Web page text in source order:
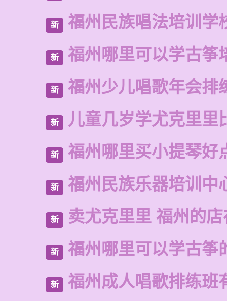
新 福州民族唱法培训学
新 福州哪里可以学古筝
新 福州少儿唱歌年会排
新 儿童几岁学尤克里里
新 福州哪里买小提琴好
新 福州民族乐器培训中
新 卖尤克里里 福州的
新 福州哪里可以学古筝
新 福州成人唱歌排练班